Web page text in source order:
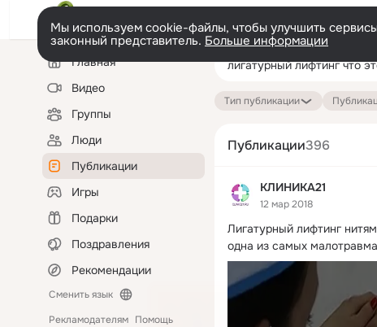
Мы используем cookie-файлы, чтобы улучшить
законный представитель. Больше информации
Левая
колонкаГлавная
Видео
Группы
Люди
Публикации
Игры
Подарки
Поздравления
Рекомендации
Сменить язык
Рекламодателям Помощь
Тип публикации
Публикации396
КЛИНИКА21
12 мар 2018
Лигатурный лифтинг
одна из самых